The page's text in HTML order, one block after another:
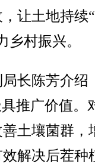
让土地持续
乡村振兴。
长陈芳介绍
推广价值。
土壤菌群，
解决后茬种